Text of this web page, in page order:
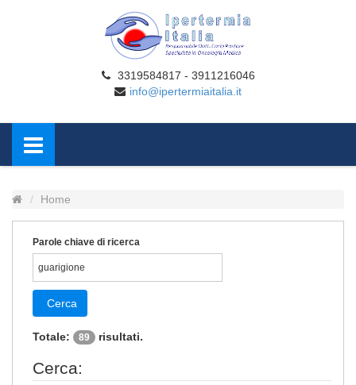
3319584817 - 3911216046
info@ipertermiaitalia.it
Home
Parole chiave di ricerca
Cerca
Totale: 89 risultati.
Cerca: